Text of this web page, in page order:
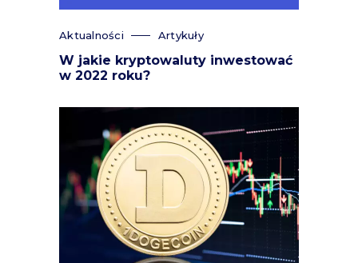
Aktualności Artykuły
W jakie kryptowaluty inwestować
w 2022 roku?